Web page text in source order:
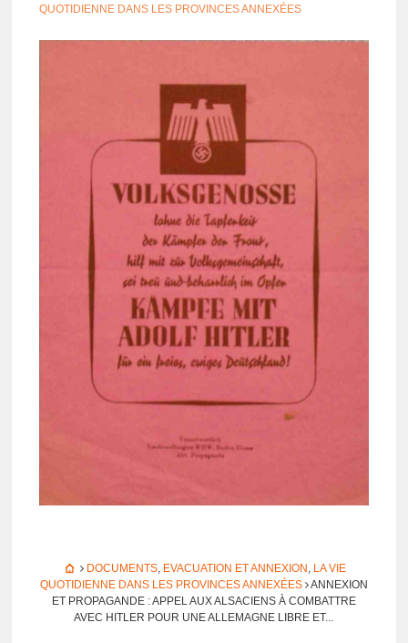
QUOTIDIENNE DANS LES PROVINCES ANNEXÉES
DOCUMENTS, EVACUATION ET ANNEXION LA VIE
QUOTIDIENNE DANS LES PROVINCES ANNEXÉES ANNEXION
ET PROPA­GANDE : APPEL AUX ALSA­CIENS À COMBATTRE
AVEC HITLER POUR UNE ALLE­MAGNE LIBRE ET...